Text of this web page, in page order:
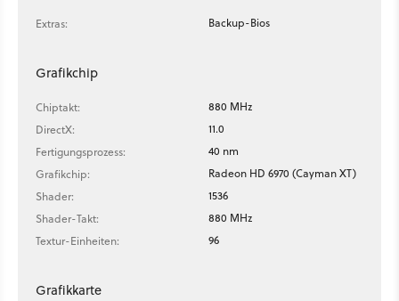
Extras: Backup-Bios
Grafikchip
Chiptakt:
880 MHz
DirectX:
11.0
Fertigungsprozess:
40 nm
Grafikchip:
Radeon HD 6970 (Cayman XT)
Shader:
1536
Shader-Takt:
880 MHz
Textur-Einheiten:
96
Grafikkarte